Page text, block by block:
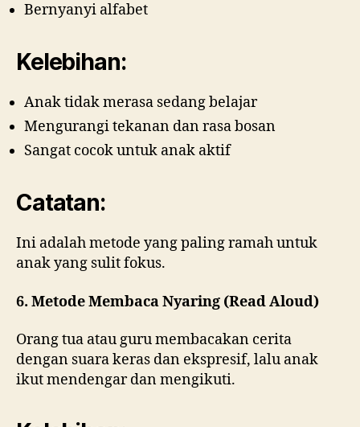
Bernyanyi alfabet
Kelebihan:
Anak tidak merasa sedang belajar
Mengurangi tekanan dan rasa bosan
Sangat cocok untuk anak aktif
Catatan:
Ini adalah metode yang paling ramah untuk
anak yang sulit fokus.
6. Metode Membaca Nyaring (Read Aloud)
Orang tua atau guru membacakan cerita
dengan suara keras dan ekspresif, lalu anak
ikut mendengar dan mengikuti.